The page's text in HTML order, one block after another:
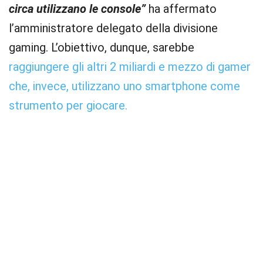
circa utilizzano le console”ha affermato
l’amministratore delegato della divisione
gaming. L’obiettivo, dunque, sarebbe
raggiungere gli altri 2 miliardi e mezzo di gamer
che, invece, utilizzano uno smartphone come
strumento per giocare.